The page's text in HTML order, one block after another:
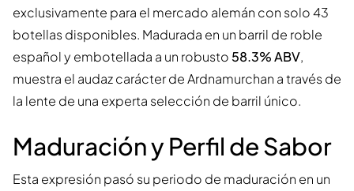
exclusivamente para el mercado alemán con solo 43
botellas disponibles. Madurada en un barril de roble
español y embotellada a un robusto 58.3% ABV,
muestra el audaz carácter de Ardnamurchan a través de
la lente de una experta selección de barril único.
Maduración y Perfil de Sabor
Esta expresión pasó su periodo de maduración en un